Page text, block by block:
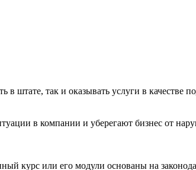
в штате, так и оказывать услуги в качестве
в компании и уберегают бизнес от
курс или его модули основаны на